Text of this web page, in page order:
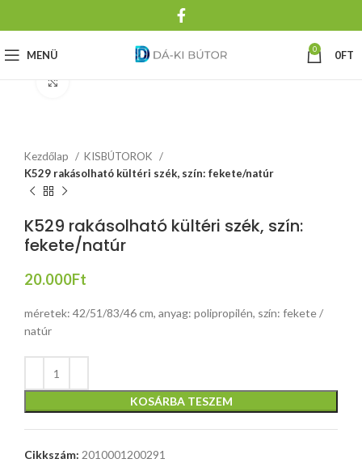
MENÜ 0 0FT
Kezdőlap
KISBÚTOROK
K529 rakásolható kültéri szék, szín: fekete/natúr
K529 rakásolható kültéri szék, szín:
fekete/natúr
20.000Ft
méretek: 42/51/83/46 cm, anyag: polipropilén, szín: fekete /
natúr
KOSÁRBA TESZEM
Cikkszám: 2010001200291